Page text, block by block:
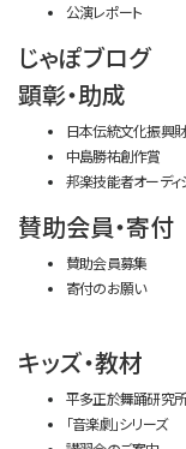
公演レポート
じゃぽブログ
顕彰・助成
日本伝統文化振興
中島勝祐創作賞
邦楽技能者オーディ
賛助会員・寄付
賛助会員募集
寄付のお願い
キッズ・教材
平多正於舞踊研究所
「音楽劇」シリーズ